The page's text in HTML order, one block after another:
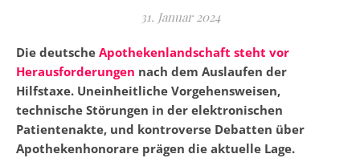
31. Januar 2024
Die deutsche Apothekenlandschaft steht vor
Herausforderungen nach dem Auslaufen der
Hilfstaxe. Uneinheitliche Vorgehensweisen,
technische Störungen in der elektronischen
Patientenakte, und kontroverse Debatten über
Apothekenhonorare prägen die aktuelle Lage.